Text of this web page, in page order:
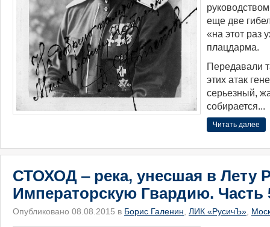
еще две
«на этот раз
плацдарма.
Передавали
этих атак
серьезный,
собирается...
Читать далее
СТОХОД ‒ река, унесшая в Лету
Императорскую Гвардию. Часть
Опубликовано 08.08.2015 в Борис Галенин ЛИК «РусичЪ»